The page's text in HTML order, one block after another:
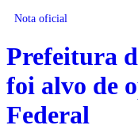
Nota oficial
Prefeitura
foi alvo de
Federal